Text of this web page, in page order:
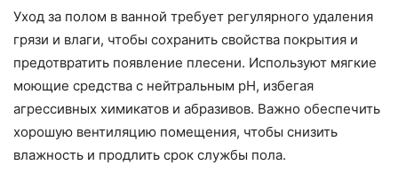
Уход за полом в ванной требует регулярного удаления
грязи и влаги, чтобы сохранить свойства покрытия и
предотвратить появление плесени. Используют мягкие
моющие средства с нейтральным pH, избегая
агрессивных химикатов и абразивов. Важно обеспечить
хорошую вентиляцию помещения, чтобы снизить
влажность и продлить срок службы пола.